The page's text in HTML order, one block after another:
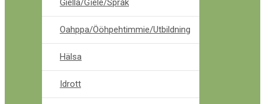
Giella/Gïele/Språk
Oahppa/Ööhpehtimmie/Utbildning
Hälsa
Idrott